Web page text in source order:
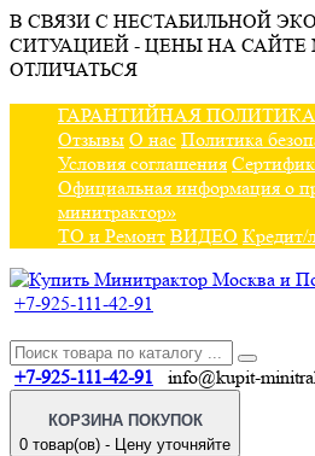
В СВЯЗИ С НЕСТАБИЛЬНОЙ
СИТУАЦИЕЙ - ЦЕНЫ НА
ОТЛИЧАТЬСЯ
ГАРАНТИЙНАЯ ПОЛИТИКА
Отзывы О нас Политика
Условия соглашения
Официальная информация о
минитрактор»
ТО и Ремонт ВИДЕО Кредит/
+7-925-111-42-91
+7-925-111-42-91 info@kupit-
КОРЗИНА ПОКУПОК
0 товар(ов) - Цену уточняйте